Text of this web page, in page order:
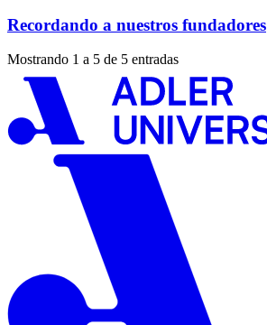
Recordando a nuestros fundadores
Mostrando 1 a 5 de 5 entradas